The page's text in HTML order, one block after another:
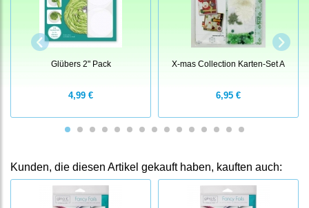
Glübers 2" Pack
4,99 €
X-mas Collection Karten-Set A
6,95 €
Kunden, die diesen Artikel gekauft haben, kauften auch: